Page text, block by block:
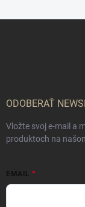
ODOBERAŤ
Vložte svoj e-mail a
produktoch na
EMAIL